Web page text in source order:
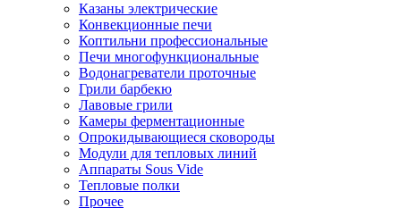
Казаны электрические
Конвекционные печи
Коптильни профессиональные
Печи многофункциональные
Водонагреватели проточные
Грили барбекю
Лавовые грили
Камеры ферментационные
Опрокидывающиеся сковороды
Модули для тепловых линий
Аппараты Sous Vide
Тепловые полки
Прочее